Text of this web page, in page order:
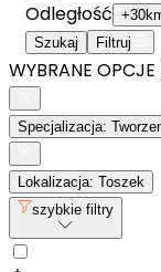
Odległość
Szukaj
Filtruj
WYBRANE OPCJE
Specjalizacja:
Lokalizacja: Toszek
szybkie filtry